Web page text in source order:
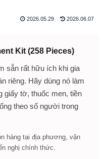
2026.05.29 2026.06.07
Kit (258 Pieces)
sẵn rất hữu ích khi gia
riêng. Hãy dùng nó làm
giấy tờ, thuốc men, tiền
theo số người trong
hàng tại địa phương, vận
nghị chính thức.